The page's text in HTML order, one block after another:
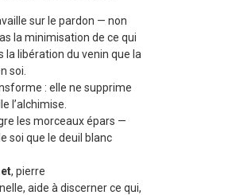
sur le pardon — non
la minimisation de ce qui
la libération du venin que la
soi.
: elle ne supprime
l’alchimise.
les morceaux épars —
soi que le deuil blanc
, pierre
aide à discerner ce qui,